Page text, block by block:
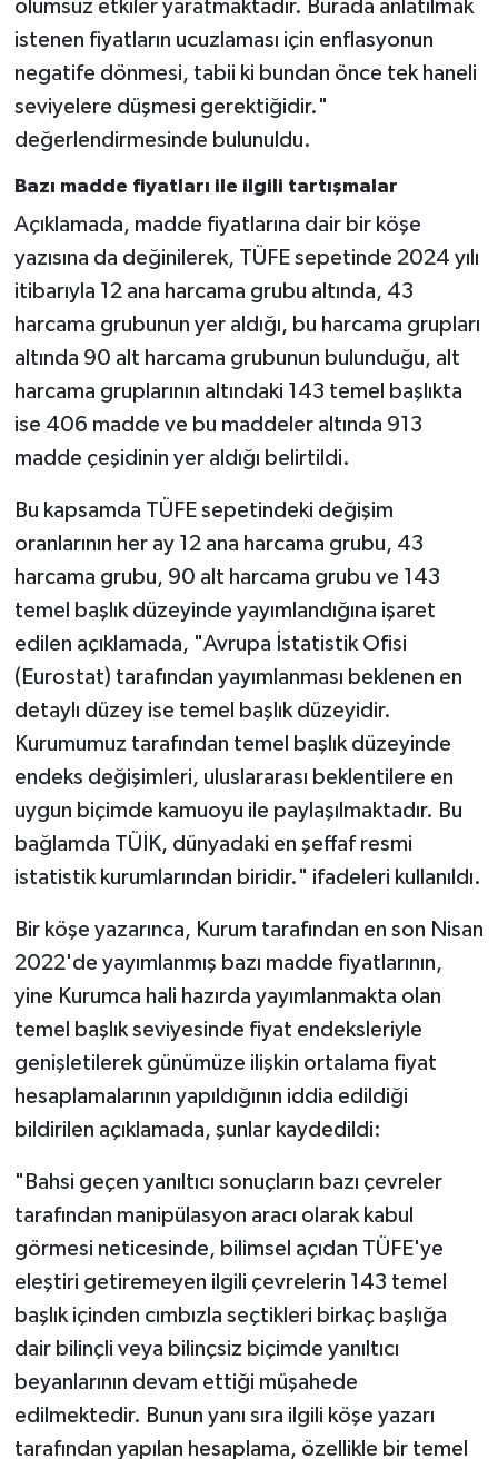
olumsuz etkiler yaratmaktadır. Burada anlatılmak
istenen fiyatların ucuzlaması için enflasyonun
negatife dönmesi, tabii ki bundan önce tek haneli
seviyelere düşmesi gerektiğidir."
değerlendirmesinde bulunuldu.
Bazı madde fiyatları ile ilgili tartışmalar
Açıklamada, madde fiyatlarına dair bir köşe
yazısına da değinilerek, TÜFE sepetinde 2024 yılı
itibarıyla 12 ana harcama grubu altında, 43
harcama grubunun yer aldığı, bu harcama grupları
altında 90 alt harcama grubunun bulunduğu, alt
harcama gruplarının altındaki 143 temel başlıkta
ise 406 madde ve bu maddeler altında 913
madde çeşidinin yer aldığı belirtildi.
Bu kapsamda TÜFE sepetindeki değişim
oranlarının her ay 12 ana harcama grubu, 43
harcama grubu, 90 alt harcama grubu ve 143
temel başlık düzeyinde yayımlandığına işaret
edilen açıklamada, "Avrupa İstatistik Ofisi
(Eurostat) tarafından yayımlanması beklenen en
detaylı düzey ise temel başlık düzeyidir.
Kurumumuz tarafından temel başlık düzeyinde
endeks değişimleri, uluslararası beklentilere en
uygun biçimde kamuoyu ile paylaşılmaktadır. Bu
bağlamda TÜİK, dünyadaki en şeffaf resmi
istatistik kurumlarından biridir." ifadeleri kullanıldı.
Bir köşe yazarınca, Kurum tarafından en son Nisan
2022'de yayımlanmış bazı madde fiyatlarının,
yine Kurumca hali hazırda yayımlanmakta olan
temel başlık seviyesinde fiyat endeksleriyle
genişletilerek günümüze ilişkin ortalama fiyat
hesaplamalarının yapıldığının iddia edildiği
bildirilen açıklamada, şunlar kaydedildi:
"Bahsi geçen yanıltıcı sonuçların bazı çevreler
tarafından manipülasyon aracı olarak kabul
görmesi neticesinde, bilimsel açıdan TÜFE'ye
eleştiri getiremeyen ilgili çevrelerin 143 temel
başlık içinden cımbızla seçtikleri birkaç başlığa
dair bilinçli veya bilinçsiz biçimde yanıltıcı
beyanlarının devam ettiği müşahede
edilmektedir. Bunun yanı sıra ilgili köşe yazarı
tarafından yapılan hesaplama, özellikle bir temel
Hakkari Müftülüğü
Hatay Müftülüğü
İstanbul Müftülüğü
İzmir Müftülüğü
Kahramanmaraş Müftülüğü
Karabük Müftülüğü
Karaman Müftülüğü
Kars Müftülüğü
Kastamonu Müftülüğü
Kayseri Müftülüğü
Kilis Müftülüğü
Kırıkkale Müftülüğü
Kırklareli Müftülüğü
Konya Müftülüğü
Kütahya Müftülüğü
Malatya Müftülüğü
Manisa Müftülüğü
Mardin Müftülüğü
Mersin Müftülüğü
Muğla Müftülüğü